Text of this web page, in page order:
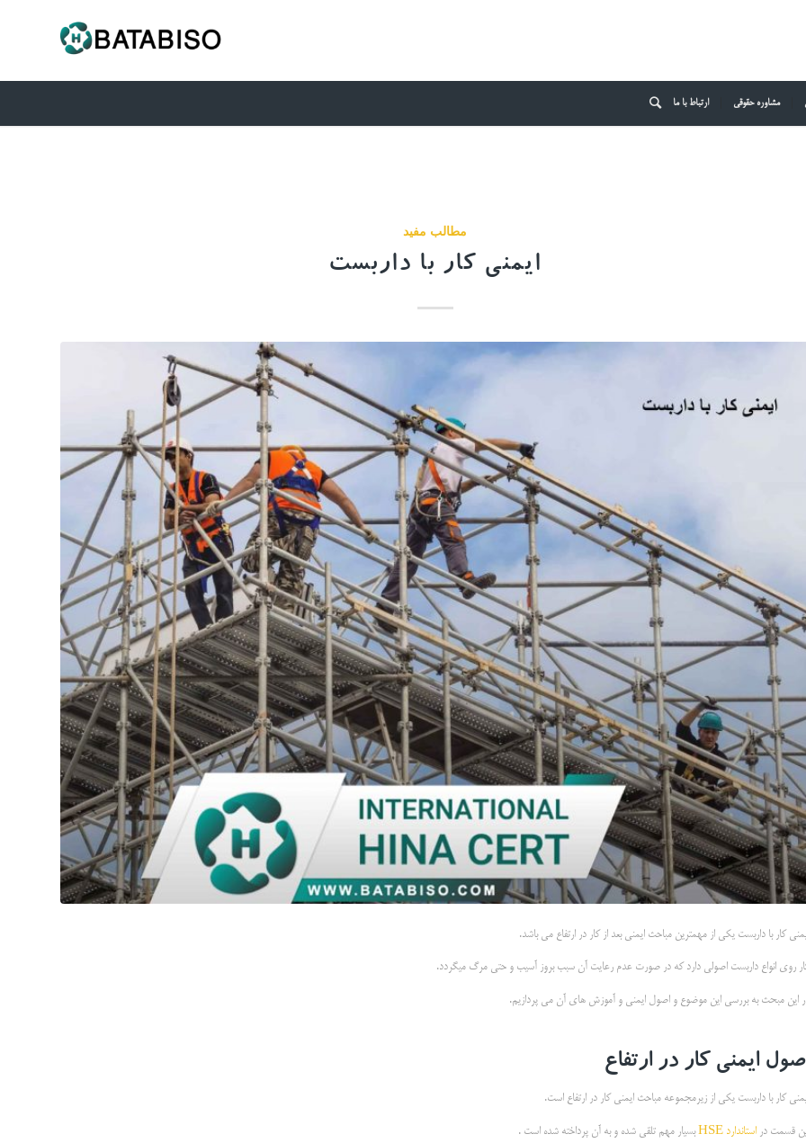
مشاوره حقوقی ارتباط با ما
مطالب مفید
ایمنی کار با داربست
کار با داربست یکی از مهمترین مباحث ایمنی بعد از کار در ارتفاع می باشد.
روی انواع داربست اصولی دارد که در صورت عدم رعایت آن سبب بروز آسیب و حتی مرگ میگردد.
این مبحث به بررسی این موضوع و اصول ایمنی و آموزش های آن می پردازیم.
ایمنی کار در ارتفاع
کار با داربست یکی از زیرمجموعه مباحث ایمنی کار در ارتفاع است.
قسمت در استاندارد HSE بسیار مهم تلقی شده و به آن پرداخته شده است .